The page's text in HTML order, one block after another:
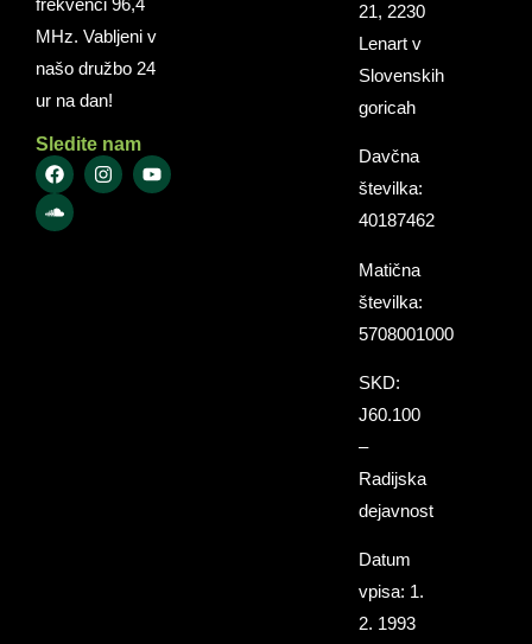
MHz. Vabljeni v
našo družbo 24
ur na dan!
Sledite nam
21, 2230
Lenart v
Slovenskih
goricah
Davčna
številka:
40187462
Matična
številka:
5708001000
SKD:
J60.100
–
Radijska
dejavnost
Datum
vpisa: 1.
2. 1993